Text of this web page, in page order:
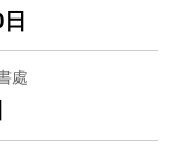
處